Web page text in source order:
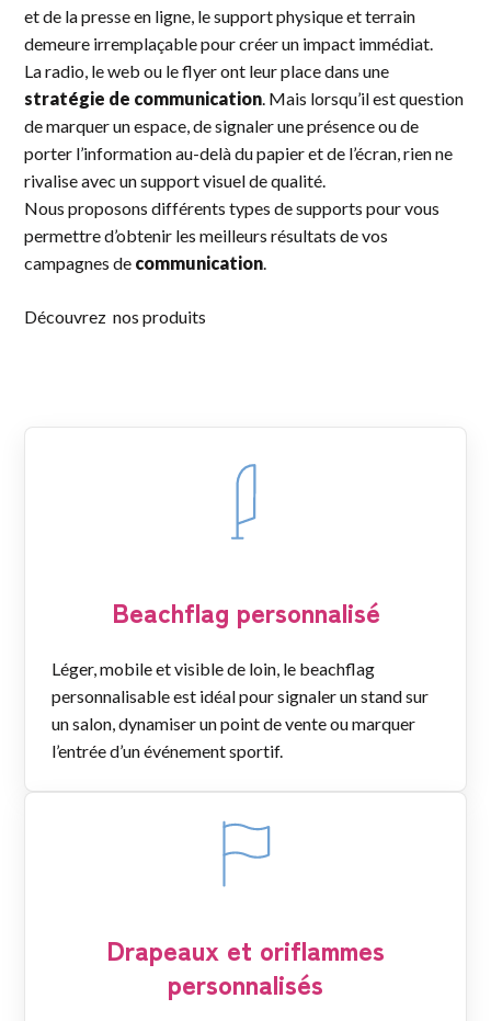
et de la presse en ligne, le support physique et terrain
demeure irremplaçable pour créer un impact immédiat.
La radio, le web ou le flyer ont leur place dans une
stratégie de communication. Mais lorsqu’il est question
de marquer un espace, de signaler une présence ou de
porter l’information au-delà du papier et de l’écran, rien ne
rivalise avec un support visuel de qualité.
Nous proposons différents types de supports pour vous
permettre d’obtenir les meilleurs résultats de vos
campagnes de communication.
Découvrez nos produits
Beachflag personnalisé
Léger, mobile et visible de loin, le beachflag
personnalisable est idéal pour signaler un stand sur
un salon, dynamiser un point de vente ou marquer
l’entrée d’un événement sportif.
Drapeaux et oriflammes
personnalisés